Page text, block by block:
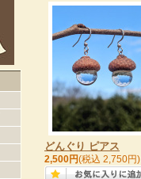
どんぐり ピアス
2,500円(税込 2,750円)